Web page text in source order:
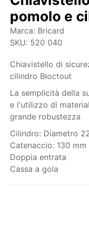
pomolo e
Marca: Bricard
SKU: 520 040
Chiavistello di
cilindro Bloctout
La semplicità della
e l'utilizzo di
grande robustezza
Cilindro: Diametro
Catenaccio: 130 mm
Doppia entrata
Cassa a gola